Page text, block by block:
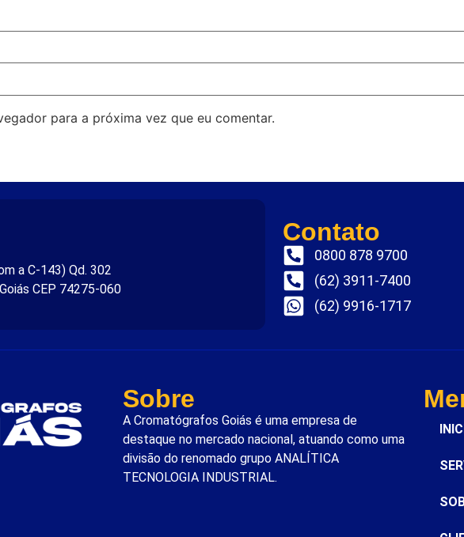
para a próxima vez que eu comentar.
a C-143) Qd. 302
CEP 74275-060
Contato
0800 878 9700
(62) 3911-7400
(62) 9916-1717
Sobre
A Cromatógrafos Goiás é uma empresa de
destaque no mercado nacional, atuando como uma
divisão do renomado grupo ANALÍTICA
TECNOLOGIA INDUSTRIAL.